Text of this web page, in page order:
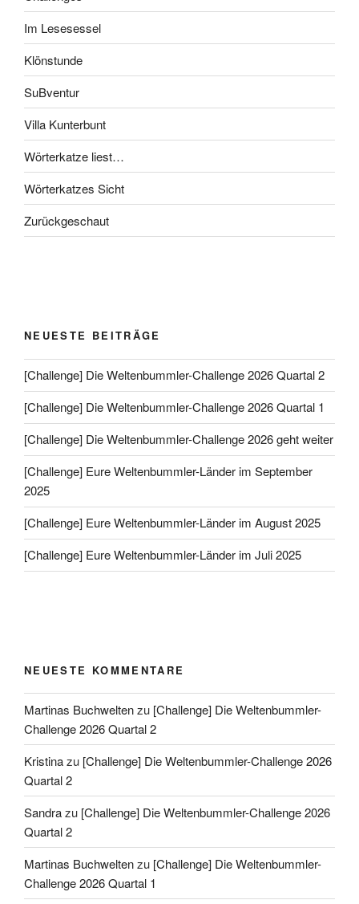
Im Lesesessel
Klönstunde
SuBventur
Villa Kunterbunt
Wörterkatze liest…
Wörterkatzes Sicht
Zurückgeschaut
NEUESTE BEITRÄGE
[Challenge] Die Weltenbummler-Challenge 2026 Quartal 2
[Challenge] Die Weltenbummler-Challenge 2026 Quartal 1
[Challenge] Die Weltenbummler-Challenge 2026 geht weiter
[Challenge] Eure Weltenbummler-Länder im September
2025
[Challenge] Eure Weltenbummler-Länder im August 2025
[Challenge] Eure Weltenbummler-Länder im Juli 2025
NEUESTE KOMMENTARE
Martinas Buchweltenzu [Challenge] Die Weltenbummler-
Challenge 2026 Quartal 2
Kristinazu [Challenge] Die Weltenbummler-Challenge 2026
Quartal 2
Sandrazu [Challenge] Die Weltenbummler-Challenge 2026
Quartal 2
Martinas Buchweltenzu [Challenge] Die Weltenbummler-
Challenge 2026 Quartal 1